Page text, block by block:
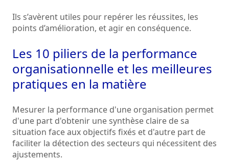
Ils s’avèrent utiles pour repérer les réussites, les
points d’amélioration, et agir en conséquence.
Les 10 piliers de la performance
organisationnelle et les meilleures
pratiques en la matière
Mesurer la performance d'une organisation permet
d'une part d'obtenir une synthèse claire de sa
situation face aux objectifs fixés et d'autre part de
faciliter la détection des secteurs qui nécessitent des
ajustements.